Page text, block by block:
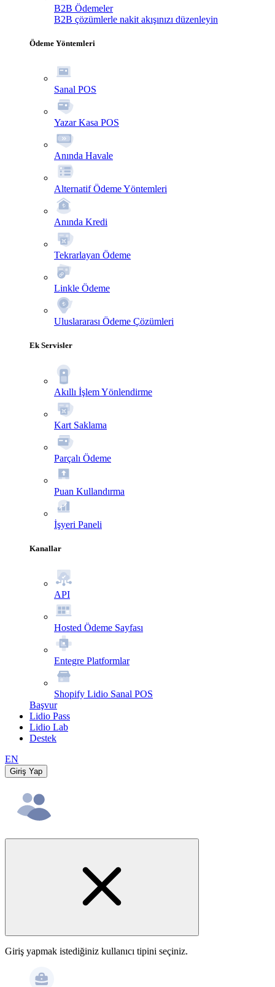
B2B Ödemeler
B2B çözümlerle nakit akışınızı düzenleyin
Ödeme Yöntemleri
Sanal POS
Yazar Kasa POS
Anında Havale
Alternatif Ödeme Yöntemleri
Anında Kredi
Tekrarlayan Ödeme
Linkle Ödeme
Uluslararası Ödeme Çözümleri
Ek Servisler
Akıllı İşlem Yönlendirme
Kart Saklama
Parçalı Ödeme
Puan Kullandırma
İşyeri Paneli
Kanallar
API
Hosted Ödeme Sayfası
Entegre Platformlar
Shopify Lidio Sanal POS
Başvur
Lidio Pass
Lidio Lab
Destek
EN
Giriş Yap
Giriş yapmak istediğiniz kullanıcı tipini seçiniz.